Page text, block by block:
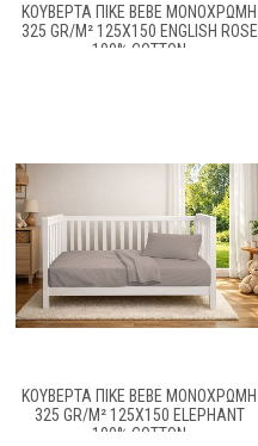
ΚΟΥΒΈΡΤΑ ΠΙΚΈ BEBE ΜΟΝΌΧΡΩΜΗ
325 GR/M² 125X150 ENGLISH ROSE
100% COTTON
ΚΟΥΒΈΡΤΑ ΠΙΚΈ BEBE ΜΟΝΌΧΡΩΜΗ
325 GR/M² 125X150 ELEPHANT
100% COTTON